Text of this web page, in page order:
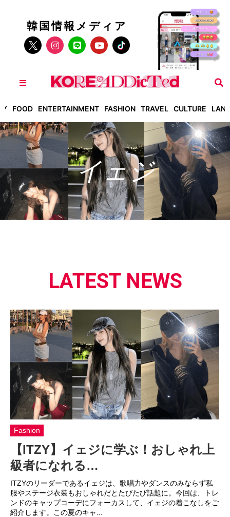
韓国情報メディア
FOOD ENTERTAINMENT FASHION TRAVEL CULTURE
イェジ
LATEST NEWS
Fashion
【ITZY】イェジに学ぶ！おしゃれ上
級者になれる…
ITZYのリーダーであるイェジは、歌唱力やダンスのみならず私
服やステージ衣装もおしゃれだとたびたび話題に。今回は、トレ
ンドのキャップコーデにフォーカスして、イェジの着こなしをご
紹介します。この夏のキャ...